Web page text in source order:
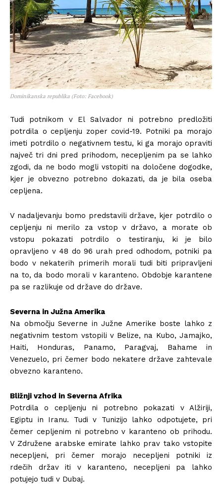
Dominikanska republika (Foto: Facebook)
Tudi potnikom v El Salvador ni potrebno predložiti
potrdila o cepljenju zoper covid-19. Potniki pa morajo
imeti potrdilo o negativnem testu, ki ga morajo opraviti
največ tri dni pred prihodom, necepljenim pa se lahko
zgodi, da ne bodo mogli vstopiti na določene dogodke,
kjer je obvezno potrebno dokazati, da je bila oseba
cepljena.
V nadaljevanju bomo predstavili države, kjer potrdilo o
cepljenju ni merilo za vstop v državo, a morate ob
vstopu pokazati potrdilo o testiranju, ki je bilo
opravljeno v 48 do 96 urah pred odhodom, potniki pa
bodo v nekaterih primerih morali tudi biti pripravljeni
na to, da bodo morali v karanteno. Obdobje karantene
pa se razlikuje od države do države.
Severna in Južna Amerika
Na območju Severne in Južne Amerike boste lahko z
negativnim testom vstopili v Belize, na Kubo, Jamajko,
Haiti, Honduras, Panamo, Paragvaj, Bahame in
Venezuelo, pri čemer bodo nekatere države zahtevale
obvezno karanteno.
Bližnji vzhod in Severna Afrika
Potrdila o cepljenju ni potrebno pokazati v Alžiriji,
Egiptu in Iranu. Tudi v Tunizijo lahko odpotujete, pri
čemer cepljenim ni potrebno v karanteno ob prihodu.
V Združene arabske emirate lahko prav tako vstopite
necepljeni, pri čemer morajo necepljeni potniki iz
rdečih držav iti v karanteno, necepljeni pa lahko
potujejo tudi v Dubaj.